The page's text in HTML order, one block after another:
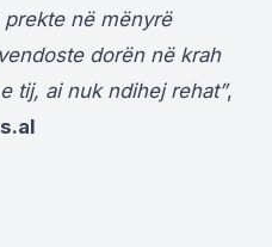
në mënyrë
dorën në krah
tij, ai nuk ndihej rehat”,